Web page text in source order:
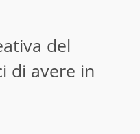
del
di avere in